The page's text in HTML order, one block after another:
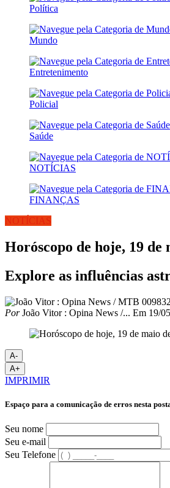
Política
Mundo
Entretenimento
Policial
Saúde
NOTÍCIAS
FINANÇAS
NOTÍCIAS
Horóscopo de hoje, 19 de
Explore as influências
PorJoão Vitor : Opina News /... Em 19/
A-
A+
IMPRIMIR
Espaço para a comunicação de erros nesta
Seu nome
Seu e-mail
Seu Telefone